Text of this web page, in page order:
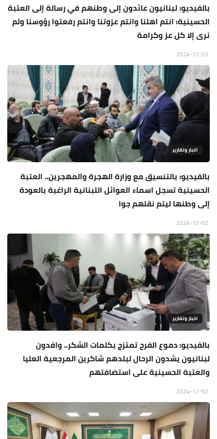
بالفيديو: لبنانيون عائدون إلى وطنهم في رسالة إلى العتبة
الحسينية: انتم اهلنا وانتم عزوتنا وانتم رفعتوا رؤوسنا ولم
نرى إلا كل عز وكرامة
اخبار وتقارير
بالفيديو: بالتنسيق مع وزارة الهجرة والمهجرين.. العتبة
الحسينية تسجل اسماء العوائل اللبنانية الراغبة بالعودة
إلى وطنها ليتم نقلهم جوا
اخبار وتقارير
بالفيديو: دموع الفرح تمتزج بكلمات الشكر.. وافدون
لبنانيون يشدون الرحال لبلدهم شاكرين المرجعية العليا
والعتبة الحسينية على استضافتهم